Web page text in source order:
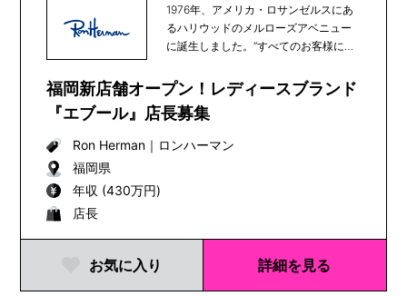
1976年、アメリカ・ロサンゼルスにあ
るハリウッドのメルローズアベニュー
に誕生しました。“すべてのお客様に心
福岡新店舗オープン！レディースブランド
『エブール』店長募集
Ron Herman｜ ロンハーマン
福岡県
年収 (430万円)
店長
お気に入り 詳細を見る